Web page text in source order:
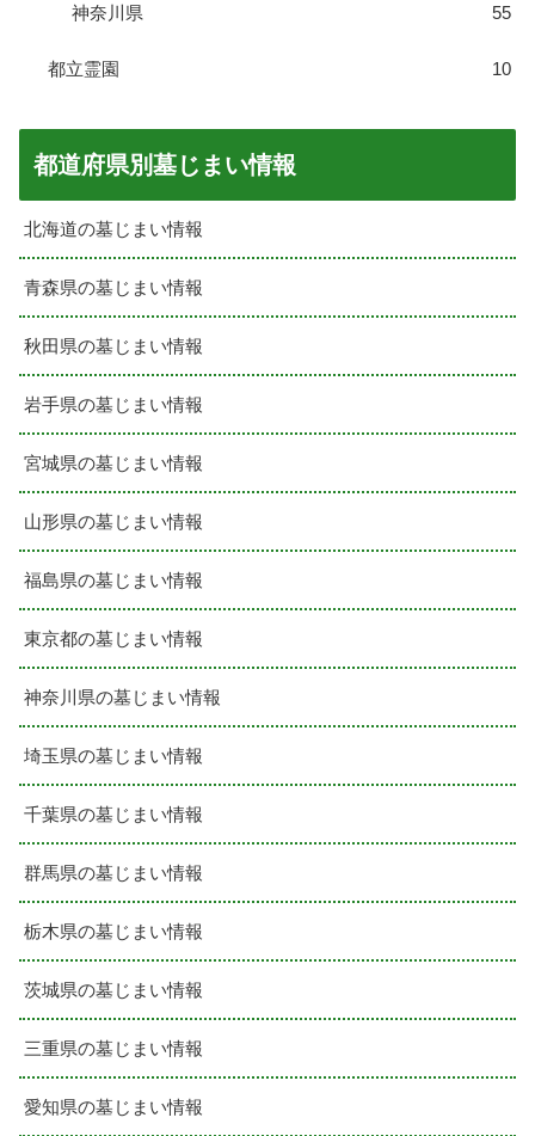
神奈川県 55
都立霊園 10
都道府県別墓じまい情報
北海道の墓じまい情報
青森県の墓じまい情報
秋田県の墓じまい情報
岩手県の墓じまい情報
宮城県の墓じまい情報
山形県の墓じまい情報
福島県の墓じまい情報
東京都の墓じまい情報
神奈川県の墓じまい情報
埼玉県の墓じまい情報
千葉県の墓じまい情報
群馬県の墓じまい情報
栃木県の墓じまい情報
茨城県の墓じまい情報
三重県の墓じまい情報
愛知県の墓じまい情報